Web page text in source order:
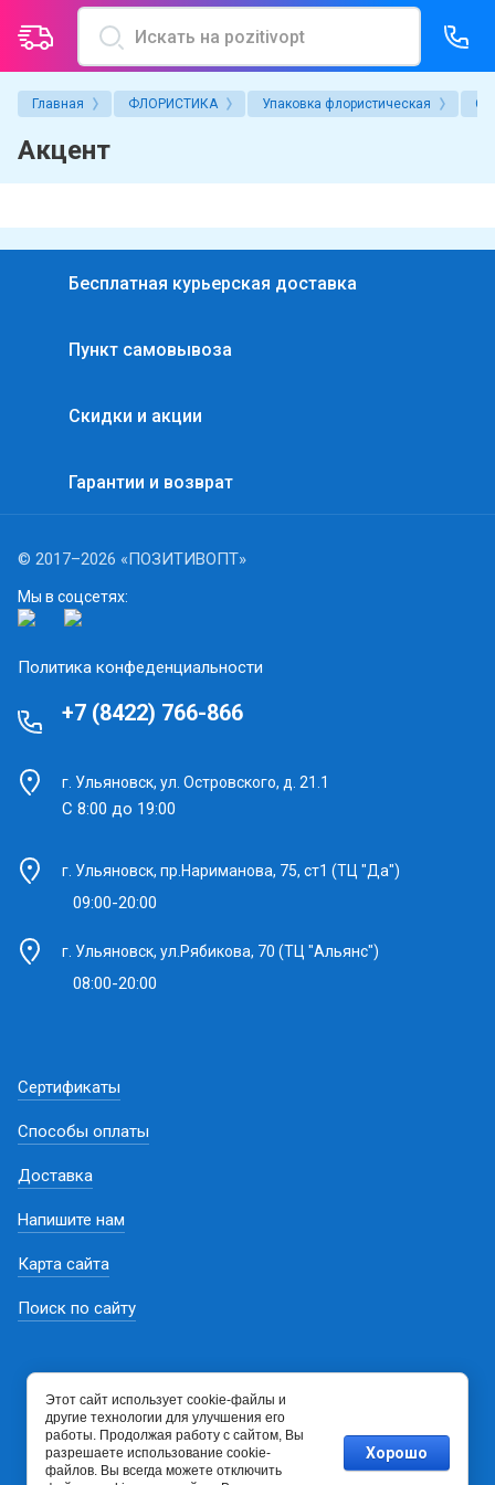
О компании
Политика конфиденциальности
Производители
Услуги магазина
Надув воздушных шаров
Печать на шарах
Главная ФЛОРИСТИКА Упаковка флористическая
Акцент
Бесплатная курьерская доставка
Пункт самовывоза
Скидки и акции
Гарантии и возврат
© 2017–2026 «ПОЗИТИВОПТ»
Мы в соцсетях:
Политика конфеденциальности
+7 (8422) 766-866
г. Ульяновск, ул. Островского, д. 21.1
С 8:00 до 19:00
г. Ульяновск, пр.Нариманова, 75, ст1 (ТЦ "Да")
09:00-20:00
г. Ульяновск, ул.Рябикова, 70 (ТЦ "Альянс")
08:00-20:00
Сертификаты
Способы оплаты
Доставка
Напишите нам
Карта сайта
Поиск по сайту
Этот сайт использует cookie-файлы и
другие технологии для улучшения его
работы. Продолжая работу с сайтом, Вы
разрешаете использование cookie-
файлов. Вы всегда можете отключить
Хорошо